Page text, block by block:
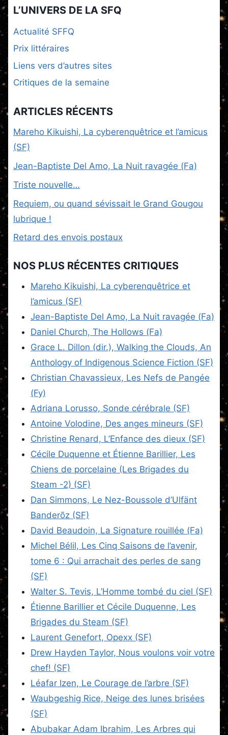
L’UNIVERS DE LA SFQ
Actualité SFFQ
Prix littéraires
Liens vers d’autres sites
Critiques de la semaine
ARTICLES RÉCENTS
Mareho Kikuishi, La cyberenquêtrice et l’amicus
(SF)
Jean-Baptiste Del Amo, La Nuit ravagée (Fa)
Triste nouvelle…
Requiem, ou quand sévissait le Grand Gougou
lubrique !
Retard des envois postaux
NOS PLUS RÉCENTES CRITIQUES
Mareho Kikuishi, La cyberenquêtrice et
l’amicus (SF)
Jean-Baptiste Del Amo, La Nuit ravagée (Fa)
Daniel Church, The Hollows (Fa)
Grace L. Dillon (dir.), Walking the Clouds, An
Anthology of Indigenous Science Fiction (SF)
Christian Chavassieux, Les Nefs de Pangée
(Fy)
Adriana Lorusso, Sonde cérébrale (SF)
Antoine Volodine, Des anges mineurs (SF)
Christine Renard, L’Enfance des dieux (SF)
Cécile Duquenne et Étienne Barillier, Les
Chiens de porcelaine (Les Brigades du
Steam -2) (SF)
Dan Simmons, Le Nez-Boussole d’Ulfänt
Banderõz (SF)
David Beaudoin, La Signature rouillée (Fa)
Michel Bélil, Les Cinq Saisons de l’avenir,
tome 6 : Qui arrachait des perles de sang
(SF)
Walter S. Tevis, L’Homme tombé du ciel (SF)
Étienne Barillier et Cécile Duquenne, Les
Brigades du Steam (SF)
Laurent Genefort, Opexx (SF)
Drew Hayden Taylor, Nous voulons voir votre
chef! (SF)
Léafar Izen, Le Courage de l’arbre (SF)
Waubgeshig Rice, Neige des lunes brisées
(SF)
Abubakar Adam Ibrahim, Les Arbres qui